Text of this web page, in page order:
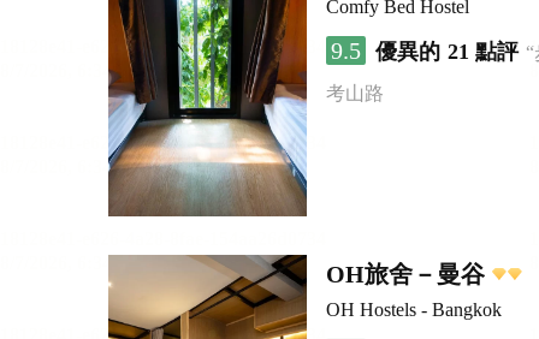
Comfy Bed Hostel
9.5 優異的 21 點評
考山路
OH旅舍－曼谷
OH Hostels - Bangkok